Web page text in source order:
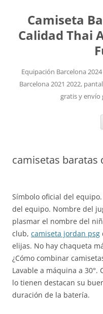
Camiseta
Calidad Thai
Equipación Barcelona
Barcelona 2021 2022,
gratis y envío
camisetas baratas
Símbolo oficial del
del equipo. Nombre del
plasmar el nombre del
club, camiseta jordan psg
elijas. No hay chaqueta
¿Cómo combinar
Lavable a máquina a 30°.
lo tienen destacan su
duración de la batería.